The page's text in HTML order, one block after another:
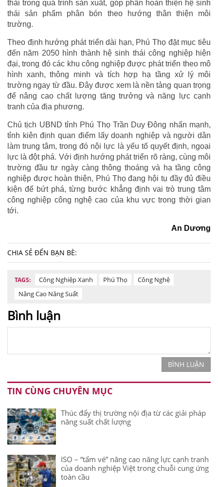
thải trong quá trình sản xuất, góp phần hoàn thiện hệ sinh
thái sản phẩm phân bón theo hướng thân thiện môi
trường.
Theo định hướng phát triển dài hạn, Phú Thọ đặt mục tiêu
đến năm 2050 hình thành hệ sinh thái công nghiệp hiện
đại, trong đó các khu công nghiệp được phát triển theo mô
hình xanh, thông minh và tích hợp hạ tầng xử lý môi
trường ngay từ đầu. Đây được xem là nền tảng quan trọng
để nâng cao chất lượng tăng trưởng và năng lực cạnh
tranh của địa phương.
Chủ tịch UBND tỉnh Phú Thọ Trần Duy Đông nhấn mạnh,
tỉnh kiên định quan điểm lấy doanh nghiệp và người dân
làm trung tâm, trong đó nội lực là yếu tố quyết định, ngoại
lực là đột phá. Với định hướng phát triển rõ ràng, cùng môi
trường đầu tư ngày càng thông thoáng và hạ tầng công
nghiệp được hoàn thiện, Phú Thọ đang hội tụ đầy đủ điều
kiện để bứt phá, từng bước khẳng định vai trò trung tâm
công nghiệp công nghệ cao của khu vực trong thời gian
tới.
An Dương
CHIA SẺ ĐẾN BẠN BÈ:
TAGS: Công Nghiệp Xanh Phú Thọ
Công Nghệ
Nâng Cao Năng Suất
Bình luận
BÌNH LUẬN
TIN CÙNG CHUYÊN MỤC
Thúc đẩy thị trường nội địa từ các giải pháp
năng suất chất lượng
ISO – “tấm vé” nâng cao năng lực cạnh tranh
của doanh nghiệp Việt trong chuỗi cung ứng
toàn cầu